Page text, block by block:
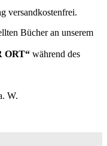
versandkostenfrei.
Bücher an unserem
ORT“ während des
W.